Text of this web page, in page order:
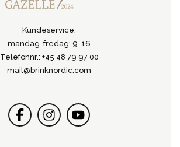
Kundeservice:
mandag-fredag: 9-16
Telefonnr.: +45 48 79 97 00
mail@brinknordic.com